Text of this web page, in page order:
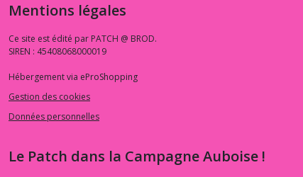
Mentions légales
Ce site est édité par PATCH @ BROD.
SIREN : 45408068000019
Hébergement via eProShopping
Gestion des cookies
Données personnelles
Le Patch dans la Campagne Auboise !